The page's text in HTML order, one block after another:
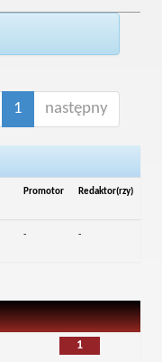
1 następny
Promotor Redaktor(rzy)
- -
1